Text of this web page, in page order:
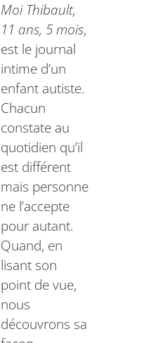
Moi Thibault,
11 ans, 5 mois,
est le journal
intime d’un
enfant autiste.
Chacun
constate au
quotidien qu’il
est différent
mais personne
ne l’accepte
pour autant.
Quand, en
lisant son
point de vue,
nous
découvrons sa